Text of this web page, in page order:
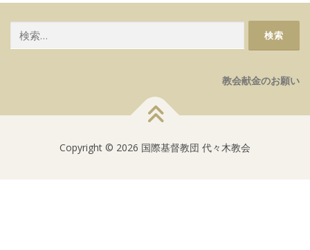
索:
教会献金のお願い
Copyright © 2026 国際基督教団 代々木教会